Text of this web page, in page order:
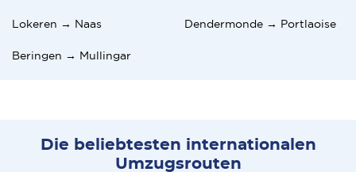
Lokeren → Naas Dendermonde → Portlaoise
Beringen → Mullingar
Die beliebtesten internationalen
Umzugsrouten